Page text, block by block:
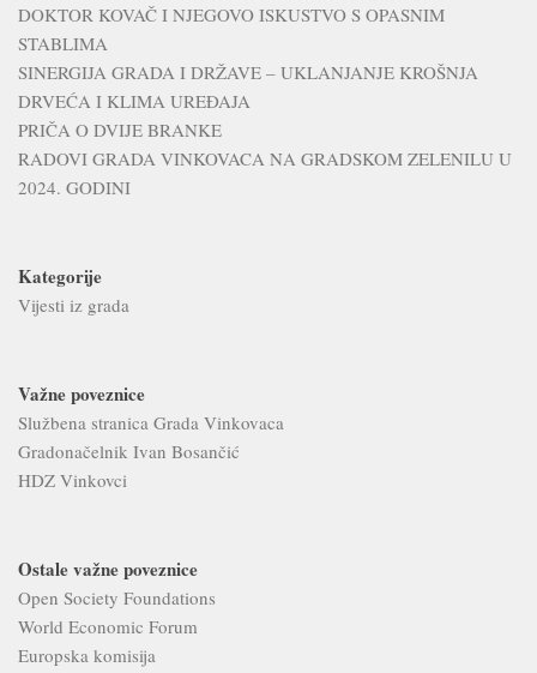
DOKTOR KOVAČ I NJEGOVO ISKUSTVO S OPASNIM
STABLIMA
SINERGIJA GRADA I DRŽAVE – UKLANJANJE KROŠNJA
DRVEĆA I KLIMA UREĐAJA
PRIČA O DVIJE BRANKE
RADOVI GRADA VINKOVACA NA GRADSKOM ZELENILU U
2024. GODINI
Kategorije
Vijesti iz grada
Važne poveznice
Službena stranica Grada Vinkovaca
Gradonačelnik Ivan Bosančić
HDZ Vinkovci
Ostale važne poveznice
Open Society Foundations
World Economic Forum
Europska komisija